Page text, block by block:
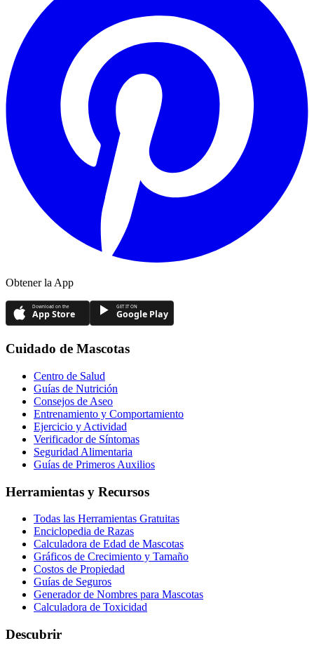
Obtener la App
Download on the
App Store
GET IT ON
Google Play
Cuidado de Mascotas
Centro de Salud
Guías de Nutrición
Consejos de Aseo
Entrenamiento y Comportamiento
Ejercicio y Actividad
Verificador de Síntomas
Seguridad Alimentaria
Guías de Primeros Auxilios
Herramientas y Recursos
Todas las Herramientas Gratuitas
Enciclopedia de Razas
Calculadora de Edad de Mascotas
Gráficos de Crecimiento y Tamaño
Costos de Propiedad
Guías de Seguros
Generador de Nombres para Mascotas
Calculadora de Toxicidad
Descubrir